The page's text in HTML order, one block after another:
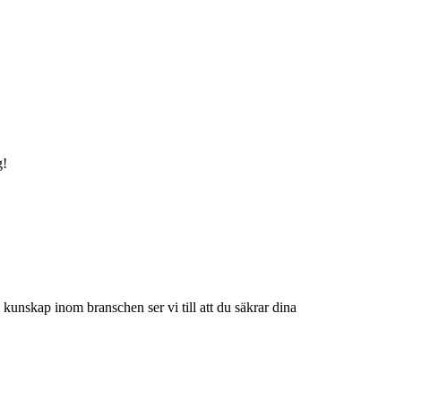
inom branschen ser vi till att du säkrar dina